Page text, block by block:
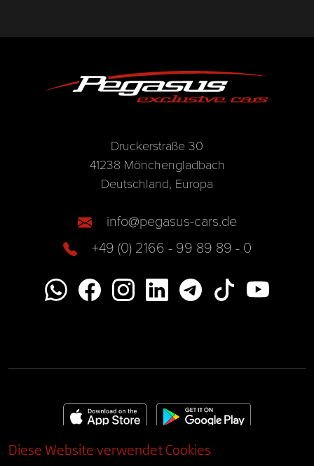
Diese Website verwendet Cookies
Druckerstraße 30
41238 Mönchengladbach
Deutschland, Europa
info@pegasus-cars.de
+49 (0) 2166 - 99 89 89 - 0
Impressum